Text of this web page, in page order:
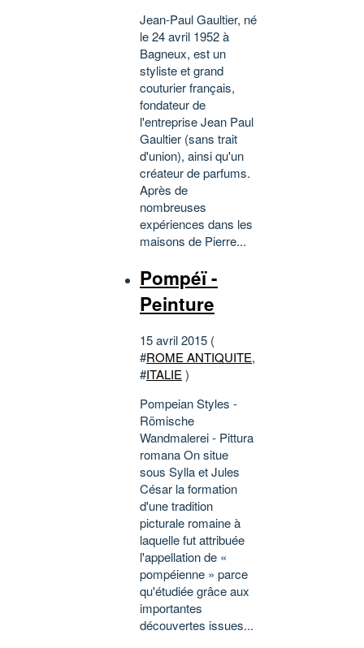
Jean-Paul Gaultier, né
le 24 avril 1952 à
Bagneux, est un
styliste et grand
couturier français,
fondateur de
l'entreprise Jean Paul
Gaultier (sans trait
d'union), ainsi qu'un
créateur de parfums.
Après de
nombreuses
expériences dans les
maisons de Pierre...
Pompéï -
Peinture
15 avril 2015 (
#ROME ANTIQUITE,
#ITALIE)
Pompeian Styles -
Römische
Wandmalerei - Pittura
romana On situe
sous Sylla et Jules
César la formation
d'une tradition
picturale romaine à
laquelle fut attribuée
l'appellation de «
pompéienne » parce
qu'étudiée grâce aux
importantes
découvertes issues...